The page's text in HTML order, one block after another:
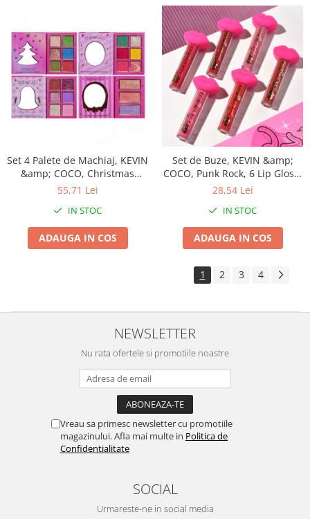
Mixere
Oale si Cratite
Oale sub presiune
Pahare / Sticle cu Pai / Cani termos
Palnii
Storcatoare
Tigai
Ustensile de bucatarie
Stații încărcare vehicule electrice
Anvelope auto
Chingi
Perii de zapada si raclete
Pompe de transfer
Decoratiuni, ornamente si articole
Accesorii si componente craciun
Beteala si ghirlande Craciun
Decoratiuni luminoase exterioare &
Set 4 Palete de Machiaj, KEVIN
&amp; COCO, Christmas
Jingle, 21 culori, 27.3 x 20.8 x
55,71 Lei
IN STOC
ADAUGA IN COS
Set de Buze, KEVIN &amp;
COCO, Punk Rock, 6 Lip Gloss-
uri, 19.3 x 12 cm, Roz/Maro
28,54 Lei
IN STOC
ADAUGA IN COS
1 2 3 4
NEWSLETTER
Nu rata ofertele si promotiile noastre
Vreau sa primesc newsletter cu promotiile
magazinului. Afla mai multe in Politica de
Confidentialitate
SOCIAL
Urmareste-ne in social media